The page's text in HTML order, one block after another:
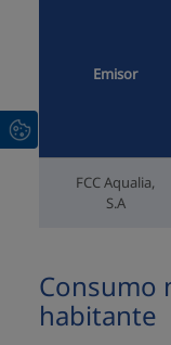
Emisor
FCC Aqualia,
S.A
Consumo
habitante